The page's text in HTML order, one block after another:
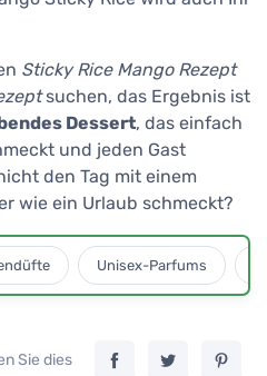
Sticky Rice Mango Rezept
suchen, das Ergebnis ist
Dessert, das einfach
und jeden Gast
den Tag mit einem
wie ein Urlaub schmeckt?
Unisex-Parfums
Sie dies